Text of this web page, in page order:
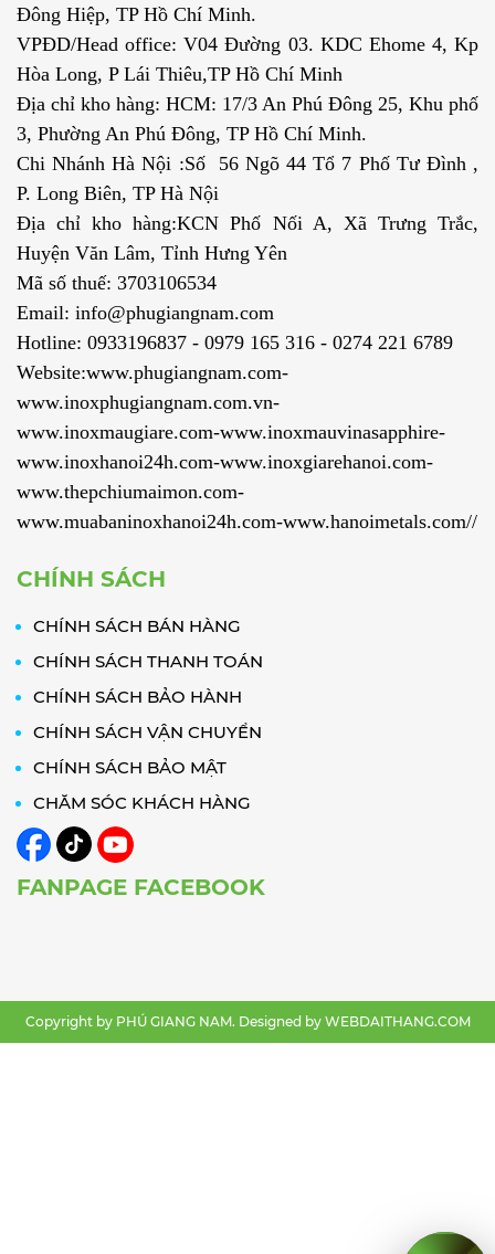
Đông Hiệp, TP Hồ Chí Minh.
VPĐD/Head office: V04 Đường 03. KDC Ehome 4, Kp
Hòa Long, P Lái Thiêu,TP Hồ Chí Minh
Địa chỉ kho hàng: HCM: 17/3 An Phú Đông 25, Khu phố
3, Phường An Phú Đông, TP Hồ Chí Minh.
Chi Nhánh Hà Nội :Số 56 Ngõ 44 Tổ 7 Phố Tư Đình ,
P. Long Biên, TP Hà Nội
Địa chỉ kho hàng:KCN Phố Nối A, Xã Trưng Trắc,
Huyện Văn Lâm, Tỉnh Hưng Yên
Mã số thuế: 3703106534
Email: info@phugiangnam.com
Hotline: 0933196837 - 0979 165 316 - 0274 221 6789
Website:www.phugiangnam.com-
www.inoxphugiangnam.com.vn-
www.inoxmaugiare.com-www.inoxmauvinasapphire-
www.inoxhanoi24h.com-www.inoxgiarehanoi.com-
www.thepchiumaimon.com-
www.muabaninoxhanoi24h.com-www.hanoimetals.com//
CHÍNH SÁCH
CHÍNH SÁCH BÁN HÀNG
CHÍNH SÁCH THANH TOÁN
CHÍNH SÁCH BẢO HÀNH
CHÍNH SÁCH VẬN CHUYỂN
CHÍNH SÁCH BẢO MẬT
CHĂM SÓC KHÁCH HÀNG
FANPAGE FACEBOOK
Copyright by PHÚ GIANG NAM. Designed by WEBDAITHANG.COM